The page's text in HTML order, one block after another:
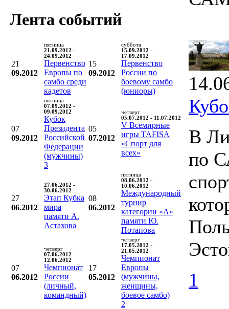
Лента событий
21
09.2012
пятница
21.09.2012 -
24.09.2012
Первенство
Европы по
самбо среди
кадетов
15
09.2012
суббота
15.09.2012 -
17.09.2012
Первенство
России по
боевому самбо
(юниоры)
07
09.2012
пятница
07.09.2012 -
09.09.2012
Кубок
Президента
Российской
Федерации
(мужчины)
3
05
07.2012
четверг
05.07.2012 - 11.07.2012
V Всемирные
игры TAFISA
«Спорт для
всех»
27
06.2012
27.06.2012 -
30.06.2012
Этап Кубка
мира
памяти А.
Астахова
08
06.2012
пятница
08.06.2012 -
10.06.2012
Международный
турнир
категории «А»
памяти Ю.
Потапова
07
06.2012
четверг
07.06.2012 -
12.06.2012
Чемпионат
России
(личный,
командный)
17
05.2012
четверг
17.05.2012 -
21.05.2012
Чемпионат
Европы
(мужчины,
женщины,
боевое самбо)
2
В
по
1